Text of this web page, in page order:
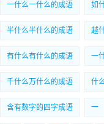
一什么一什么的成语 如
半什么半什么的成语 越
有什么有什么的成语 一
千什么万什么的成语 什
含有数字的四字成语 一